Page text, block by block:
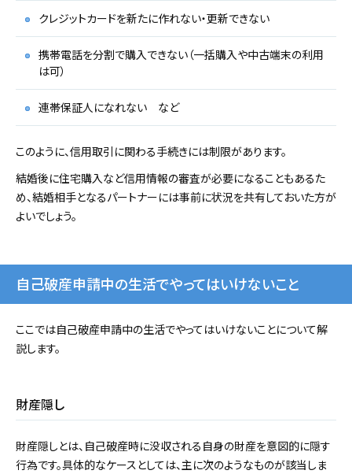
クレジットカードを新たに作れない・更新できない
携帯電話を分割で購入できない（一括購入や中古端末の利用
は可）
連帯保証人になれない など
このように、信用取引に関わる手続きには制限があります。
結婚後に住宅購入など信用情報の審査が必要になることもあるた
め、結婚相手となるパートナーには事前に状況を共有しておいた方が
よいでしょう。
自己破産申請中の生活でやってはいけないこと
ここでは自己破産申請中の生活でやってはいけないことについて解
説します。
財産隠し
財産隠しとは、自己破産時に没収される自身の財産を意図的に隠す
行為です。具体的なケースとしては、主に次のようなものが該当しま